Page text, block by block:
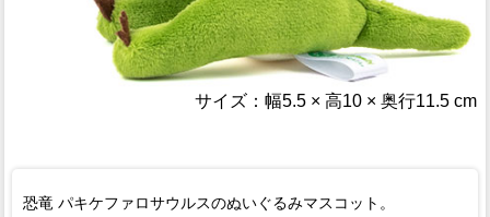
サイズ： 幅5.5 × 高10 × 奥行11.5 cm
恐竜 パキケファロサウルスのぬいぐるみマスコット。